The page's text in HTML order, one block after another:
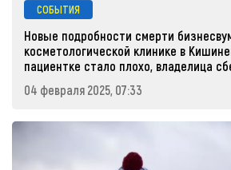
СОБЫТИЯ
Новые подробности смерти
косметологической клинике в
пациентке стало плохо, владелица
04 февраля 2025, 07:33